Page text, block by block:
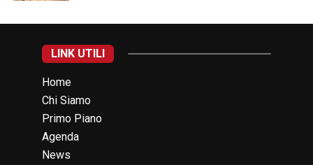
LINK UTILI
Home
Chi Siamo
Primo Piano
Agenda
News